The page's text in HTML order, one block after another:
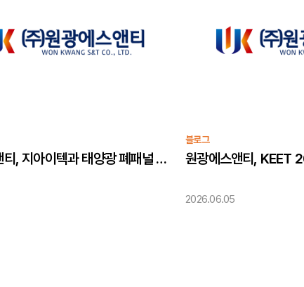
원광에스앤티, 지아이텍과 태양광 폐패널 재자원화 업무협약 체결 장비고도화 및 글로벌 사업화 협력!
블로그
2026.06.05